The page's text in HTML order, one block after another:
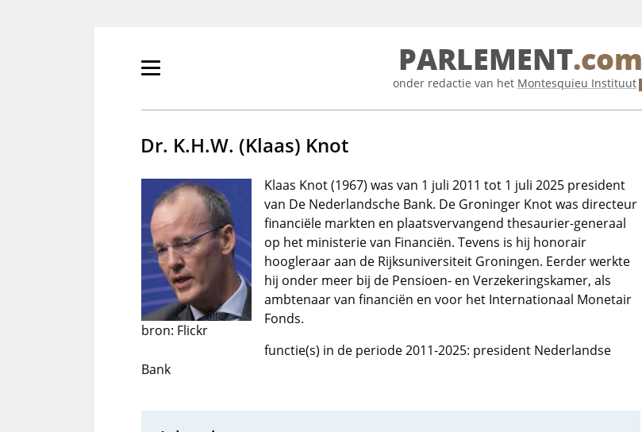
Primair
tonen/verbergen
PARLEMENT.com
onder redactie van het Montesquieu Instituut
Dr. K.H.W. (Klaas) Knot
bron: Flickr
Klaas Knot (1967) was van 1 juli 2011 tot 1 juli 2025 president
van De Nederlandsche Bank. De Groninger Knot was directeur
financiële markten en plaatsvervangend thesaurier-generaal
op het ministerie van Financiën. Tevens is hij honorair
hoogleraar aan de Rijksuniversiteit Groningen. Eerder werkte
hij onder meer bij de Pensioen- en Verzekeringskamer, als
ambtenaar van financiën en voor het Internationaal Monetair
Fonds.
functie(s) in de periode 2011-2025: president Nederlandse
Bank